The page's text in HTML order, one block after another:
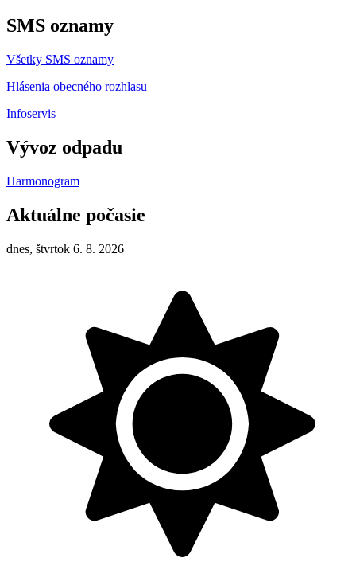
SMS oznamy
Všetky SMS oznamy
Hlásenia obecného rozhlasu
Infoservis
Vývoz odpadu
Harmonogram
Aktuálne počasie
dnes, štvrtok 6. 8. 2026